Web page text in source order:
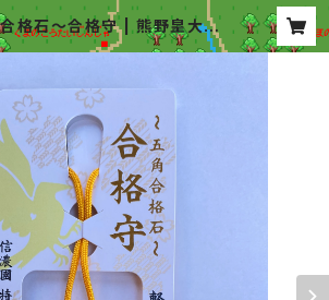
格石〜合格守 | 熊野皇大神
社